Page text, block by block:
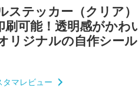
ステッカー（クリア
可能！透明感がかわ
リジナルの自作シー
タマレビュー